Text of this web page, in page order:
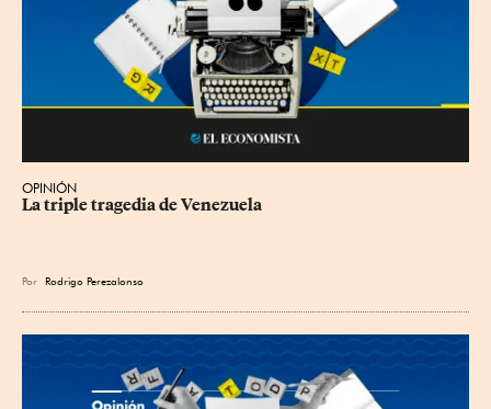
OPINIÓN
La triple tragedia de Venezuela
Por Rodrigo Perezalonso